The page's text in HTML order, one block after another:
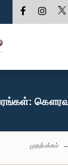
முதற்பக்கம்